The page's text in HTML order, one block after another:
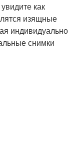
как
изящные
индивидуально
снимки